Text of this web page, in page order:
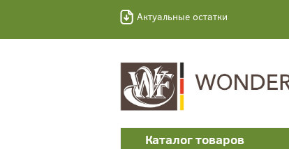
Актуальные остатки
Каталог товаров